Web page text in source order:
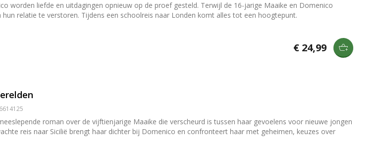
worden liefde en uitdagingen opnieuw op de proef gesteld. Terwijl de 16-jarige Maaike en Domenico
relatie te verstoren. Tijdens een schoolreis naar Londen komt alles tot een hoogtepunt.
€ 24,99
roman over de vijftienjarige Maaike die verscheurd is tussen haar gevoelens voor nieuwe jongen
reis naar Sicilië brengt haar dichter bij Domenico en confronteert haar met geheimen, keuzes over